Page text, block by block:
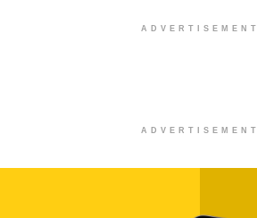
ADVERTISEMENT
ADVERTISEMENT